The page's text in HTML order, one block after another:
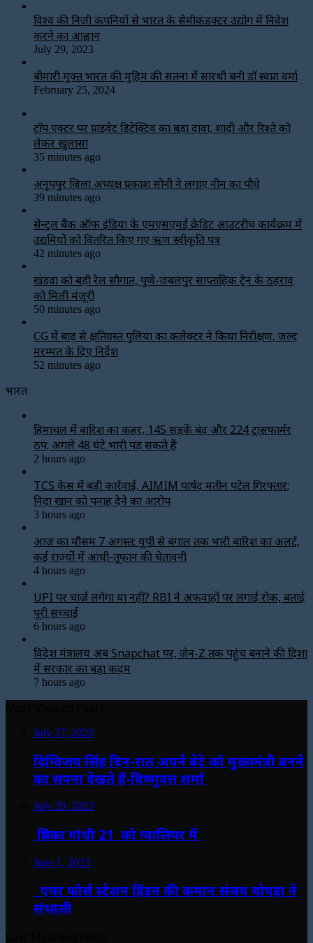
विश्‍व की निजी कंपनियों से भारत के सेमीकंडक्टर उद्योग में निवेश
करने का आह्वान
July 29, 2023
बीमारी मुक्त भारत की मुहिम की सतना में सारथी बनी डाॅ स्वप्ना वर्मा
February 25, 2024
टॉप एक्टर पर प्राइवेट डिटेक्टिव का बड़ा दावा, शादी और रिश्ते को
लेकर खुलासा
35 minutes ago
अनूपपुर जिला अध्यक्ष प्रकाश सोनी ने लगाए नीम का पौधे
39 minutes ago
सेन्ट्रल बैंक ऑफ इंडिया के एमएसएमई क्रेडिट आउटरीच कार्यक्रम में
उद्यमियों को वितरित किए गए ऋण स्वीकृति पत्र
42 minutes ago
खंडवा को बड़ी रेल सौगात, पुणे-जबलपुर साप्ताहिक ट्रेन के ठहराव
को मिली मंजूरी
50 minutes ago
CG में बाढ़ से क्षतिग्रस्त पुलिया का कलेक्टर ने किया निरीक्षण, जल्द
मरम्मत के दिए निर्देश
52 minutes ago
भारत
हिमाचल में बारिश का कहर, 145 सड़कें बंद और 224 ट्रांसफार्मर
ठप; अगले 48 घंटे भारी पड़ सकते हैं
2 hours ago
TCS केस में बड़ी कार्रवाई, AIMIM पार्षद मतीन पटेल गिरफ्तार;
निदा खान को पनाह देने का आरोप
3 hours ago
आज का मौसम 7 अगस्त: यूपी से बंगाल तक भारी बारिश का अलर्ट,
कई राज्यों में आंधी-तूफान की चेतावनी
4 hours ago
UPI पर चार्ज लगेगा या नहीं? RBI ने अफवाहों पर लगाई रोक, बताई
पूरी सच्चाई
6 hours ago
विदेश मंत्रालय अब Snapchat पर, जेन-Z तक पहुंच बनाने की दिशा
में सरकार का बड़ा कदम
7 hours ago
July 27, 2023
दिग्विजय सिंह दिन-रात अपने बेटे को मुख्यमंत्री बनने
का सपना देखते हैं-विष्णुदत्त शर्मा
July 20, 2023
प्रियंका गांधी 21 को ग्वालियर में
June 1, 2023
एयर फोर्स स्टेशन हिंडन की कमान संजय चोपड़ा ने
संभाली